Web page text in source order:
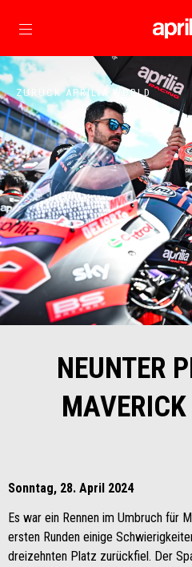
ZURÜCK APRILIA WORLD
NEUNTER
Sonntag, 28. April 2024
Es war ein Rennen im Umbruch für
ersten Runden einige
dreizehnten Platz zurückfiel. Der